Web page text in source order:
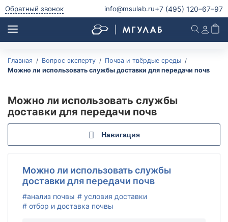
Обратный звонок info@msulab.ru+7 (495) 120–67–97
Анализ питьевой воды
Анализ воды из колодца
Анализ родниковой воды
Анализ водопроводной воды
Микробиологический и паразитологический анализ
питьевой воды
Анализ природной воды
Главная Вопрос эксперту
Почва и твёрдые среды
Можно ли использовать службы доставки для передачи почв
Можно ли использовать службы
доставки для передачи почв
Навигация
Можно ли использовать службы
доставки для передачи почв
#анализ почвы # условия доставки
# отбор и доставка почвы